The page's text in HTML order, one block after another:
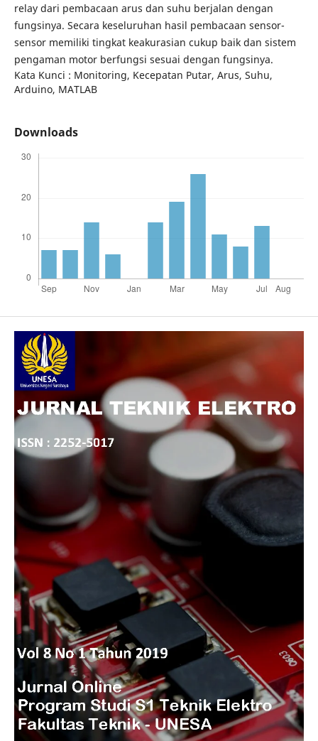
relay dari pembacaan arus dan suhu berjalan dengan
fungsinya. Secara keseluruhan hasil pembacaan sensor-
sensor memiliki tingkat keakurasian cukup baik dan sistem
pengaman motor berfungsi sesuai dengan fungsinya.
Kata Kunci : Monitoring, Kecepatan Putar, Arus, Suhu,
Arduino, MATLAB
Downloads